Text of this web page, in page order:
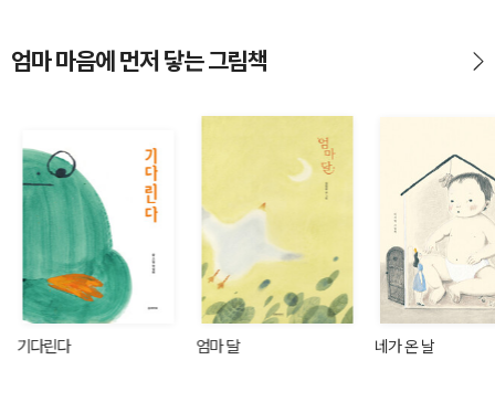
엄마 마음에 먼저 닿는 그림책
기다린다 엄마 달 네가 온 날